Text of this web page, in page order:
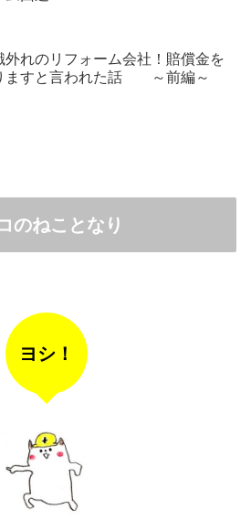
外れのリフォーム会社！賠償金を
ますと言われた話 ～前編～
ねことなり
ヨシ！